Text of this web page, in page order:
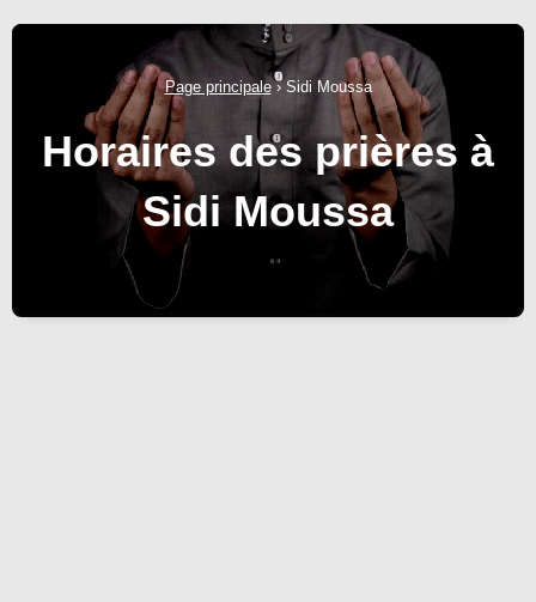
Page principale›Sidi Moussa
Horaires des prières à
Sidi Moussa